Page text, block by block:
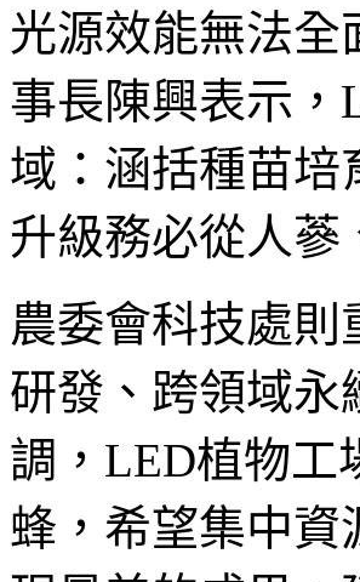
光源效能無法全
事長陳興表示，
域：涵括種苗培
升級務必從人蔘
農委會科技處
研發、跨領域永
調，LED植物工
蜂，希望集中資